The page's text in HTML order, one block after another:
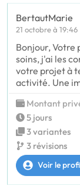
BertautMarie
21 octobre à 19:46
Bonjour, Votre
soins, j'ai les
votre projet à
activité. Une
Montant
5 jours
3 variantes
3 révisions
Voir le